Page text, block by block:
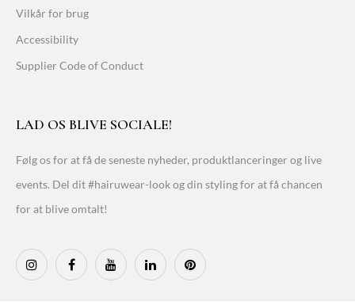
Vilkår for brug
Accessibility
Supplier Code of Conduct
LAD OS BLIVE SOCIALE!
Følg os for at få de seneste nyheder, produktlanceringer og live
events. Del dit #hairuwear-look og din styling for at få chancen
for at blive omtalt!